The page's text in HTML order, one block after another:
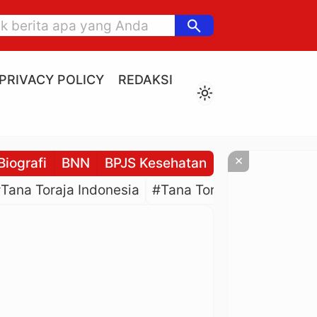
search
PRIVACY POLICY
REDAKSI
light_mode
BNN BPJS Kesehatan BPJS
Toraja Indonesia #Tana Toraja Culture
×